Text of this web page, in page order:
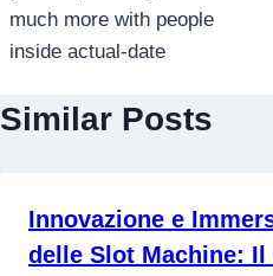
much more with people
inside actual-date
Similar Posts
Innovazione e
delle Slot Machine: Il